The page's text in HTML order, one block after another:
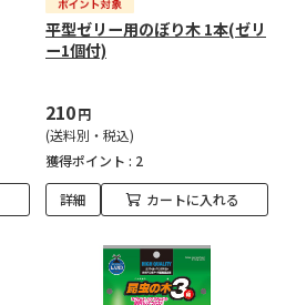
平型ゼリー用のぼり木 1本(ゼリ
ー1個付)
210円
(送料別・税込)
獲得ポイント : 2
詳細 カートに入れる